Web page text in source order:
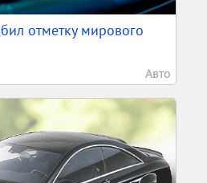
отметку мирового
Авто